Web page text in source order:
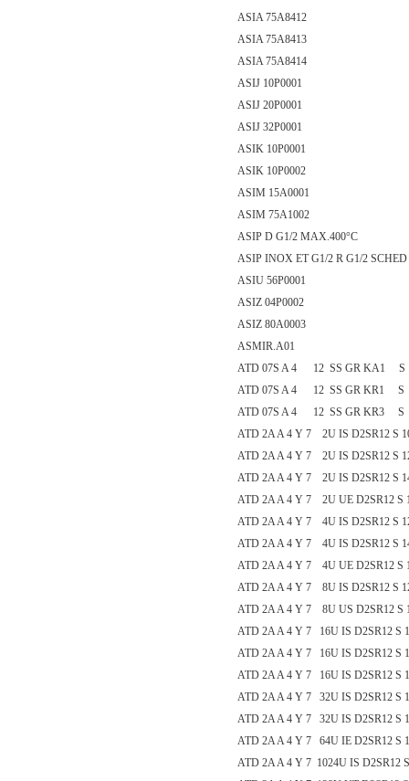
ASIA 75A8412
ASIA 75A8413
ASIA 75A8414
ASIJ 10P0001
ASIJ 20P0001
ASIJ 32P0001
ASIK 10P0001
ASIK 10P0002
ASIM 15A0001
ASIM 75A1002
ASIP D G1/2 MAX.400°C
ASIP INOX ET G1/2 R G1/2 SCHED
ASIU 56P0001
ASIZ 04P0002
ASIZ 80A0003
ASMIR.A01
ATD 07S A 4 12 SS GR KA1 S
ATD 07S A 4 12 SS GR KR1 S
ATD 07S A 4 12 SS GR KR3 S
ATD 2A A 4 Y 7 2U IS D2SR12 S
ATD 2A A 4 Y 7 2U IS D2SR12 S
ATD 2A A 4 Y 7 2U IS D2SR12 S
ATD 2A A 4 Y 7 2U UE D2SR12 S
ATD 2A A 4 Y 7 4U IS D2SR12 S
ATD 2A A 4 Y 7 4U IS D2SR12 S
ATD 2A A 4 Y 7 4U UE D2SR12 S
ATD 2A A 4 Y 7 8U IS D2SR12 S
ATD 2A A 4 Y 7 8U US D2SR12 S
ATD 2A A 4 Y 7 16U IS D2SR12 S
ATD 2A A 4 Y 7 16U IS D2SR12 S
ATD 2A A 4 Y 7 16U IS D2SR12 S
ATD 2A A 4 Y 7 32U IS D2SR12 S
ATD 2A A 4 Y 7 32U IS D2SR12 S
ATD 2A A 4 Y 7 64U IE D2SR12 S
ATD 2A A 4 Y 7 1024U IS D2SR12